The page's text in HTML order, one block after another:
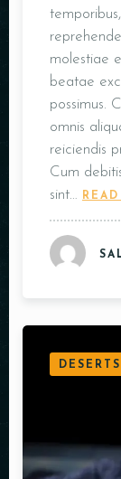
molestiae
beatae
possimus.
omnis
reiciendis
Cum
sint…
DESERTS